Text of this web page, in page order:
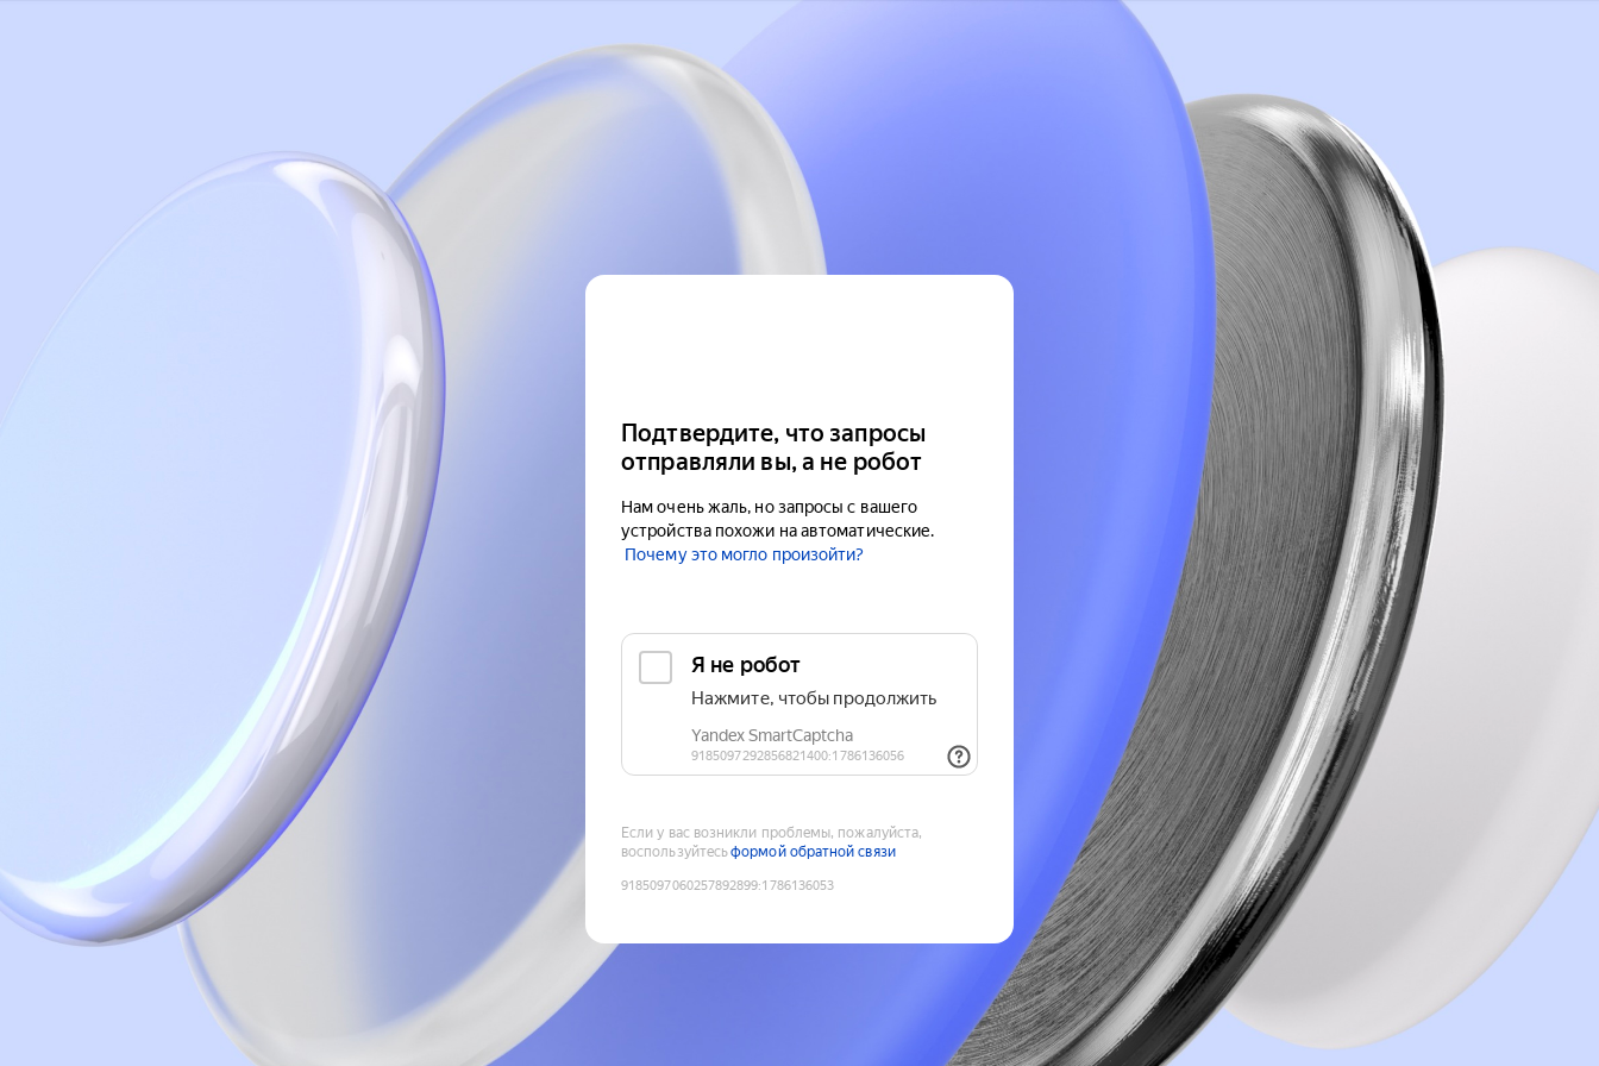
Подтвердите, что запросы
отправляли вы, а не робот
Нам очень жаль, но запросы с вашего
устройства похожи на автоматические.
Почему это могло произойти?
Если у вас возникли проблемы, пожалуйста,
воспользуйтесьформой обратной связи
9185097060257892899:1786136053